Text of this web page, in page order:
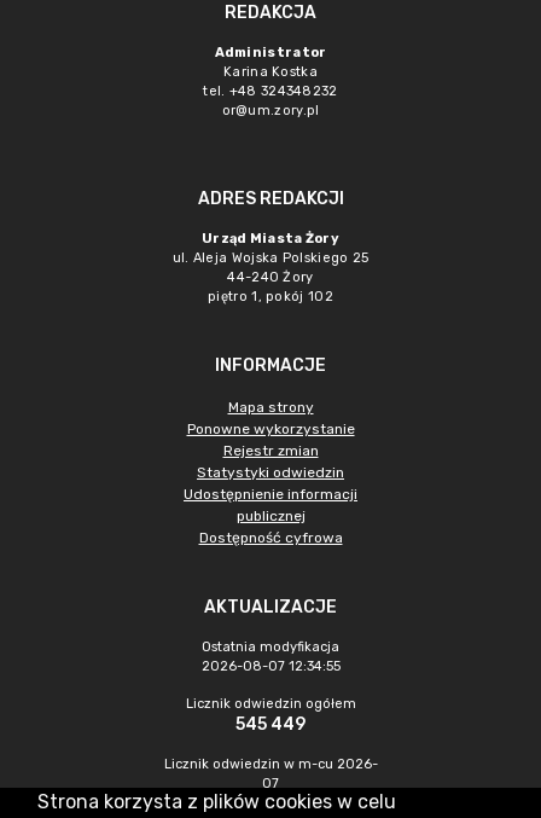
REDAKCJA
Administrator
Karina Kostka
tel. +48 324348232
or@um.zory.pl
ADRES REDAKCJI
Urząd Miasta Żory
ul. Aleja Wojska Polskiego 25
44-240 Żory
piętro 1, pokój 102
INFORMACJE
Mapa strony
Ponowne wykorzystanie
Rejestr zmian
Statystyki odwiedzin
Udostępnienie informacji
publicznej
Dostępność cyfrowa
AKTUALIZACJE
Ostatnia modyfikacja
2026-08-07 12:34:55
Licznik odwiedzin ogółem
545 449
Licznik odwiedzin w m-cu 2026-
07
1 465
Strona korzysta z plików cookies w celu